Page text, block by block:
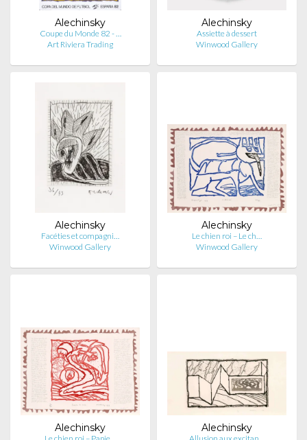
Alechinsky
Coupe du Monde 82 - …
Art Riviera Trading
Alechinsky
Assiette à dessert
Winwood Gallery
Alechinsky
Facéties et compagni…
Winwood Gallery
Alechinsky
Le chien roi – Le ch…
Winwood Gallery
Alechinsky Alechinsky